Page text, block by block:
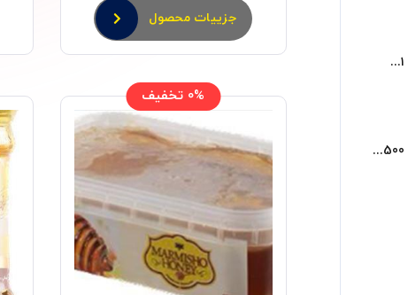
جزییات محصول
0% تخفیف